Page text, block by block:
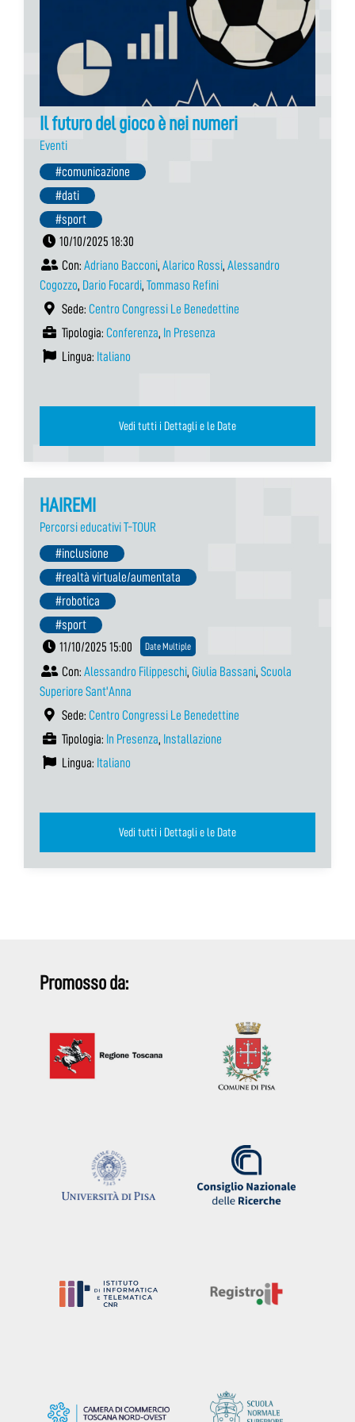
Il futuro del gioco è nei numeri
Eventi
#comunicazione
#dati
#sport
10/10/2025 18:30
Con: Adriano Bacconi, Alarico Rossi, Alessandro
Cogozzo, Dario Focardi, Tommaso Refini
Sede: Centro Congressi Le Benedettine
Tipologia: Conferenza, In Presenza
Lingua: Italiano
Vedi tutti i Dettagli e le Date
HAIREMI
Percorsi educativi T-TOUR
#inclusione
#realtà virtuale/aumentata
#robotica
#sport
11/10/2025 15:00
Date Multiple
Con: Alessandro Filippeschi, Giulia Bassani, Scuola
Superiore Sant'Anna
Sede: Centro Congressi Le Benedettine
Tipologia: In Presenza, Installazione
Lingua: Italiano
Vedi tutti i Dettagli e le Date
Promosso da: